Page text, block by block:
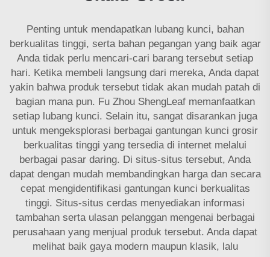
Penting untuk mendapatkan lubang kunci, bahan
berkualitas tinggi, serta bahan pegangan yang baik agar
Anda tidak perlu mencari-cari barang tersebut setiap
hari. Ketika membeli langsung dari mereka, Anda dapat
yakin bahwa produk tersebut tidak akan mudah patah di
bagian mana pun. Fu Zhou ShengLeaf memanfaatkan
setiap lubang kunci. Selain itu, sangat disarankan juga
untuk mengeksplorasi berbagai gantungan kunci grosir
berkualitas tinggi yang tersedia di internet melalui
berbagai pasar daring. Di situs-situs tersebut, Anda
dapat dengan mudah membandingkan harga dan secara
cepat mengidentifikasi gantungan kunci berkualitas
tinggi. Situs-situs cerdas menyediakan informasi
tambahan serta ulasan pelanggan mengenai berbagai
perusahaan yang menjual produk tersebut. Anda dapat
melihat baik gaya modern maupun klasik, lalu